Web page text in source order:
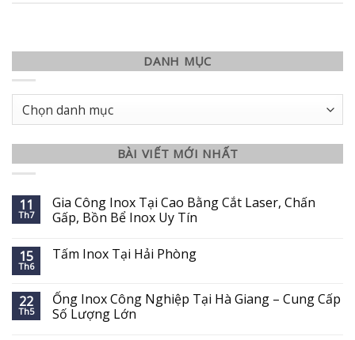
DANH MỤC
Danh
mục
BÀI VIẾT MỚI NHẤT
11
Th7
Gia Công Inox Tại Cao Bằng Cắt Laser, Chấn
Gấp, Bồn Bể Inox Uy Tín
15
Th6
Tấm Inox Tại Hải Phòng
22
Th5
Ống Inox Công Nghiệp Tại Hà Giang – Cung Cấp
Số Lượng Lớn